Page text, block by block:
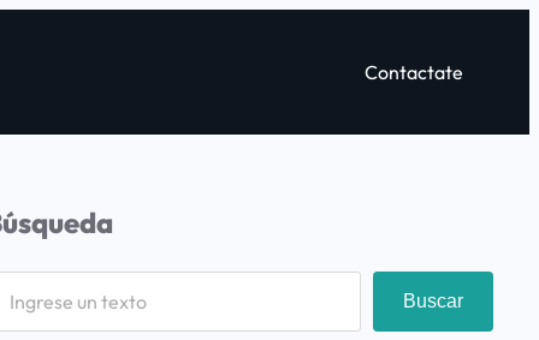
Contactate
Buscar